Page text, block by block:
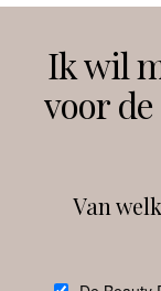
Instagram
Ik wil
voor
Van